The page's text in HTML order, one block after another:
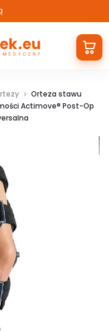
Orteza stawu
Actimove® Post-Op